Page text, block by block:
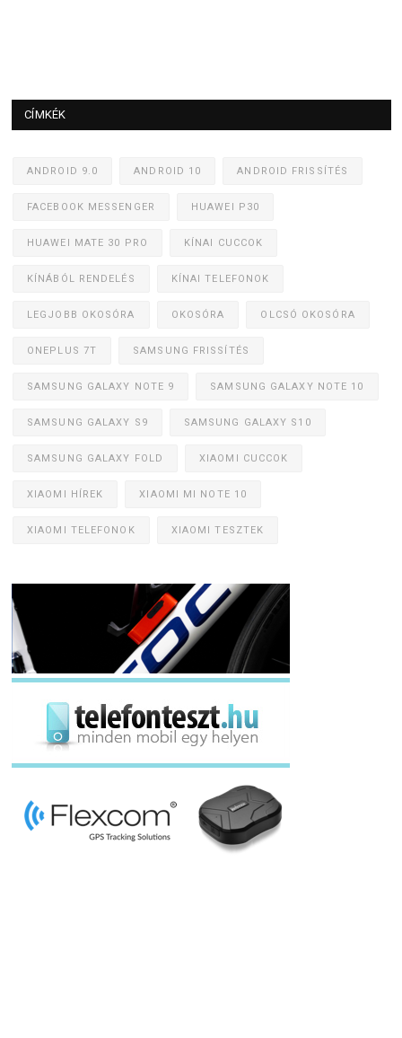
CÍMKÉK
ANDROID 9.0 ANDROID 10 ANDROID FRISSÍTÉS
FACEBOOK MESSENGER HUAWEI P30
HUAWEI MATE 30 PRO KÍNAI CUCCOK
KÍNÁBÓL RENDELÉS KÍNAI TELEFONOK
LEGJOBB OKOSÓRA OKOSÓRA OLCSÓ OKOSÓRA
ONEPLUS 7T SAMSUNG FRISSÍTÉS
SAMSUNG GALAXY NOTE 9 SAMSUNG GALAXY NOTE 10
SAMSUNG GALAXY S9 SAMSUNG GALAXY S10
SAMSUNG GALAXY FOLD XIAOMI CUCCOK
XIAOMI HÍREK XIAOMI MI NOTE 10
XIAOMI TELEFONOK XIAOMI TESZTEK